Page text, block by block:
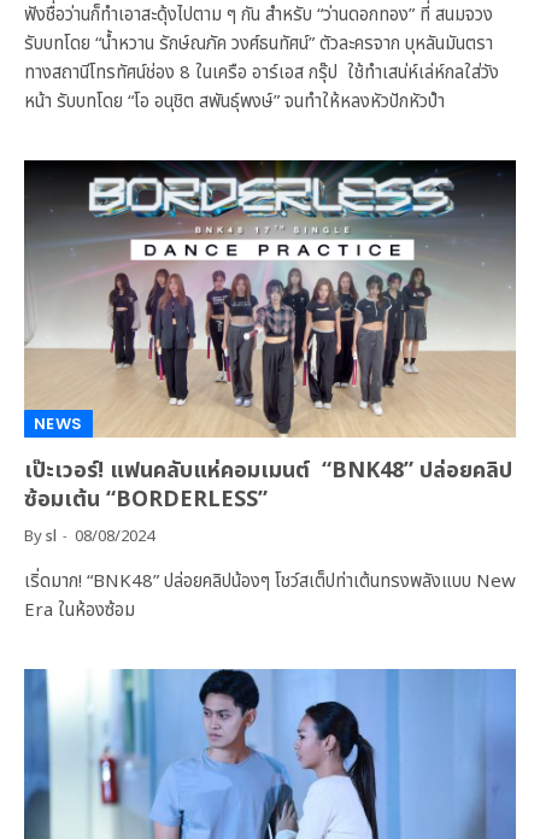
ฟังชื่อว่านก็ทำเอาสะดุ้งไปตาม ๆ กัน สำหรับ “ว่านดอกทอง” ที่ สนมจวง
รับบทโดย “น้ำหวาน รักษ์ณภัค วงศ์ธนทัศน์” ตัวละครจาก บุหลันมันตรา
ทางสถานีโทรทัศน์ช่อง 8 ในเครือ อาร์เอส กรุ๊ป ใช้ทำเสน่ห์เล่ห์กลใส่วัง
หน้า รับบทโดย “โอ อนุชิต สพันธุ์พงษ์” จนทำให้หลงหัวปักหัวปำ
NEWS
เป๊ะเวอร์! แฟนคลับแห่คอมเมนต์ “BNK48” ปล่อยคลิป
ซ้อมเต้น “BORDERLESS”
Bysl 08/08/2024
เริ่ดมาก! “BNK48” ปล่อยคลิปน้องๆ โชว์สเต็ปท่าเต้นทรงพลังแบบ New
Era ในห้องซ้อม